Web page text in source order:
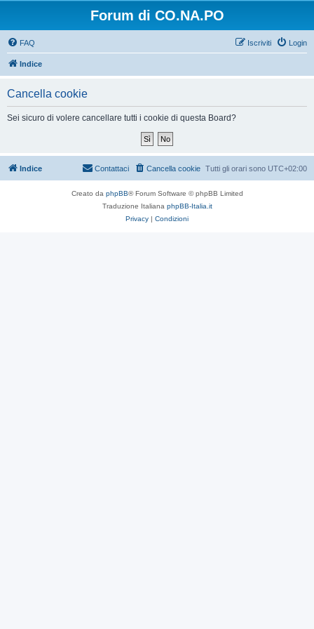
Forum di CO.NA.PO
FAQ Login
Iscriviti
Indice
Cancella cookie
Sei sicuro di volere cancellare tutti i cookie di questa Board?
Indice Tutti gli orari sono UTC+02:00
Cancella cookie
Contattaci
Creato da phpBB® Forum Software © phpBB Limited
Traduzione Italiana phpBB-Italia.it
Privacy | Condizioni